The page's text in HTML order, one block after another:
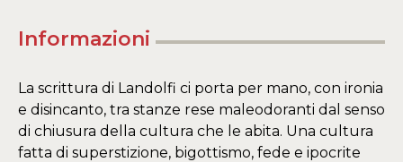
Informazioni
La scrittura di Landolfi ci porta per mano, con ironia
e disincanto, tra stanze rese maleodoranti dal senso
di chiusura della cultura che le abita. Una cultura
fatta di superstizione, bigottismo, fede e ipocrite